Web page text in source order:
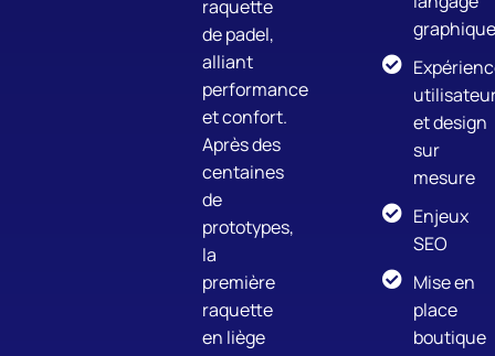
raquette
de padel,
alliant
performance
et confort.
Après des
centaines
de
prototypes,
la
première
raquette
en liège
graphique
et design
sur
mesure
Enjeux
SEO
Mise en
place
boutique